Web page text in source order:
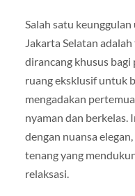
Salah satu
Jakarta Selatan
dirancang khusus
ruang eksklusif untuk
mengadakan
nyaman dan berkelas.
dengan nuansa
tenang yang
relaksasi.